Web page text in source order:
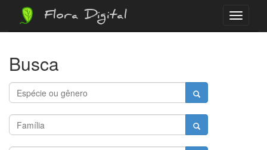
Menu
Flora Digital
Busca